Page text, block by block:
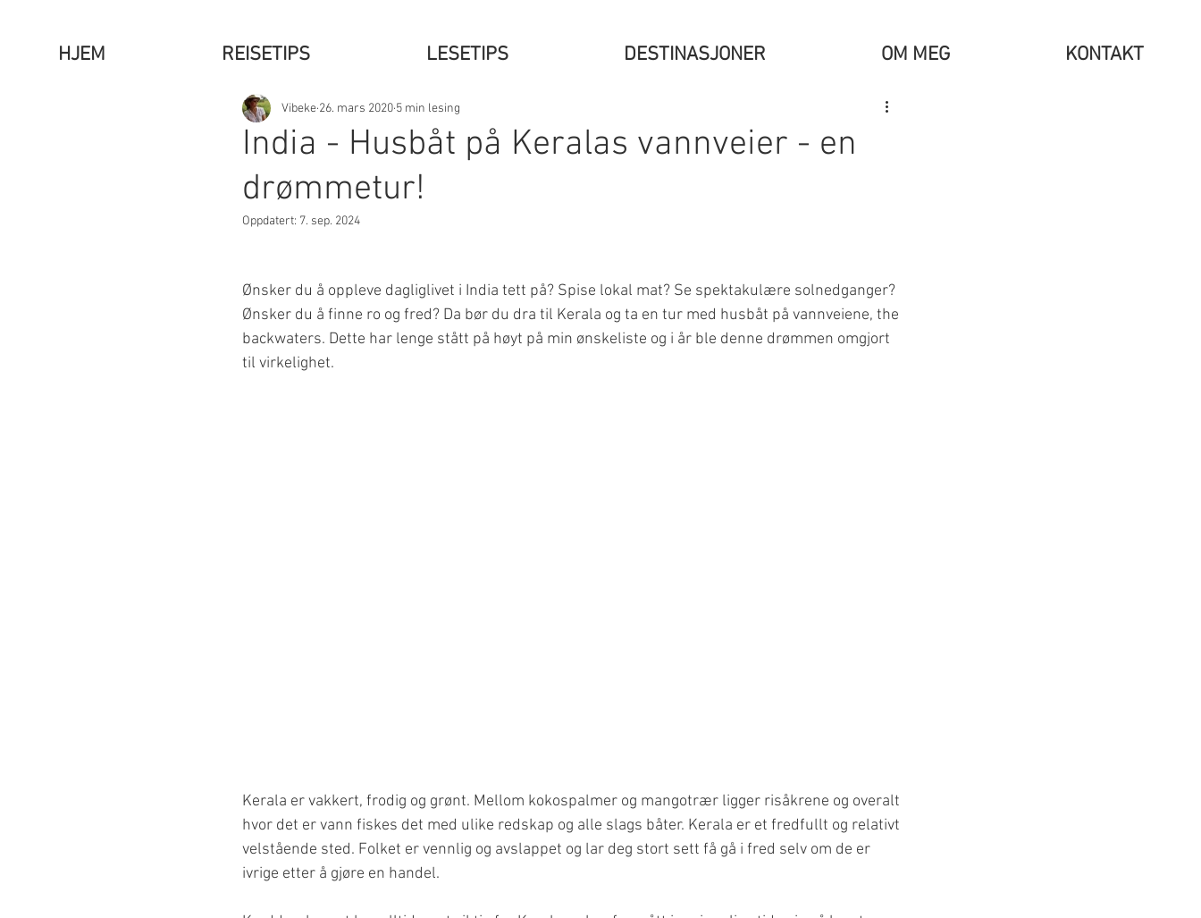
HJEM REISETIPS LESETIPS DESTINASJONER OM MEG KONTAKT
India - Husbåt på Keralas vannveier - en
drømmetur!
Vibeke 26. mars 2020 5 min lesing
Oppdatert: 7. sep. 2024
Ønsker du å oppleve dagliglivet i India tett på? Spise lokal mat? Se spektakulære solnedganger?
Ønsker du å finne ro og fred? Da bør du dra til Kerala og ta en tur med husbåt på vannveiene, the
backwaters. Dette har lenge stått på høyt på min ønskeliste og i år ble denne drømmen omgjort
til virkelighet.
Kerala er vakkert, frodig og grønt. Mellom kokospalmer og mangotrær ligger risåkrene og overalt
hvor det er vann fiskes det med ulike redskap og alle slags båter. Kerala er et fredfullt og relativt
velstående sted. Folket er vennlig og avslappet og lar deg stort sett få gå i fred selv om de er
ivrige etter å gjøre en handel.